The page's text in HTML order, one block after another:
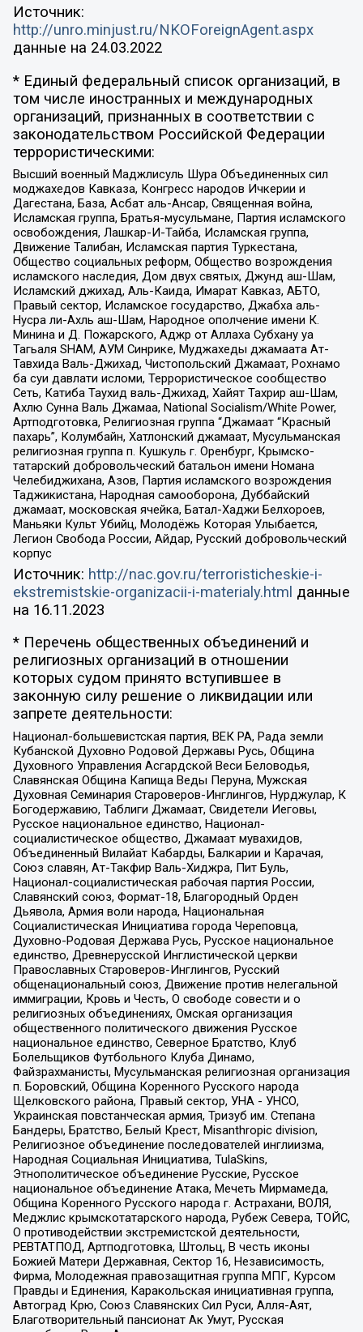
Источник:
http://unro.minjust.ru/NKOForeignAgent.aspx
данные на 24.03.2022
* Единый федеральный список организаций, в
том числе иностранных и международных
организаций, признанных в соответствии с
законодательством Российской Федерации
террористическими:
Высший военный Маджлисуль Шура Объединенных сил
моджахедов Кавказа, Конгресс народов Ичкерии и
Дагестана, База, Асбат аль-Ансар, Священная война,
Исламская группа, Братья-мусульмане, Партия исламского
освобождения, Лашкар-И-Тайба, Исламская группа,
Движение Талибан, Исламская партия Туркестана,
Общество социальных реформ, Общество возрождения
исламского наследия, Дом двух святых, Джунд аш-Шам,
Исламский джихад, Аль-Каида, Имарат Кавказ, АБТО,
Правый сектор, Исламское государство, Джабха аль-
Нусра ли-Ахль аш-Шам, Народное ополчение имени К.
Минина и Д. Пожарского, Аджр от Аллаха Субхану уа
Тагьаля SHAM, АУМ Синрике, Муджахеды джамаата Ат-
Тавхида Валь-Джихад, Чистопольский Джамаат, Рохнамо
ба суи давлати исломи, Террористическое сообщество
Сеть, Катиба Таухид валь-Джихад, Хайят Тахрир аш-Шам,
Ахлю Сунна Валь Джамаа, National Socialism/White Power,
Артподготовка, Религиозная группа “Джамаат “Красный
пахарь”, Колумбайн, Хатлонский джамаат, Мусульманская
религиозная группа п. Кушкуль г. Оренбург, Крымско-
татарский добровольческий батальон имени Номана
Челебиджихана, Азов, Партия исламского возрождения
Таджикистана, Народная самооборона, Дуббайский
джамаат, московская ячейка, Батал-Хаджи Белхороев,
Маньяки Культ Убийц, Молодёжь Которая Улыбается,
Легион Свобода России, Айдар, Русский добровольческий
корпус
Источник: http://nac.gov.ru/terroristicheskie-i-
ekstremistskie-organizacii-i-materialy.html данные
на 16.11.2023
* Перечень общественных объединений и
религиозных организаций в отношении
которых судом принято вступившее в
законную силу решение о ликвидации или
запрете деятельности:
Национал-большевистская партия, ВЕК РА, Рада земли
Кубанской Духовно Родовой Державы Русь, Община
Духовного Управления Асгардской Веси Беловодья,
Славянская Община Капища Веды Перуна, Мужская
Духовная Семинария Староверов-Инглингов, Нурджулар, К
Богодержавию, Таблиги Джамаат, Свидетели Иеговы,
Русское национальное единство, Национал-
социалистическое общество, Джамаат мувахидов,
Объединенный Вилайат Кабарды, Балкарии и Карачая,
Союз славян, Ат-Такфир Валь-Хиджра, Пит Буль,
Национал-социалистическая рабочая партия России,
Славянский союз, Формат-18, Благородный Орден
Дьявола, Армия воли народа, Национальная
Социалистическая Инициатива города Череповца,
Духовно-Родовая Держава Русь, Русское национальное
единство, Древнерусской Инглистической церкви
Православных Староверов-Инглингов, Русский
общенациональный союз, Движение против нелегальной
иммиграции, Кровь и Честь, О свободе совести и о
религиозных объединениях, Омская организация
общественного политического движения Русское
национальное единство, Северное Братство, Клуб
Болельщиков Футбольного Клуба Динамо,
Файзрахманисты, Мусульманская религиозная организация
п. Боровский, Община Коренного Русского народа
Щелковского района, Правый сектор, УНА - УНСО,
Украинская повстанческая армия, Тризуб им. Степана
Бандеры, Братство, Белый Крест, Misanthropic division,
Религиозное объединение последователей инглиизма,
Народная Социальная Инициатива, TulaSkins,
Этнополитическое объединение Русские, Русское
национальное объединение Атака, Мечеть Мирмамеда,
Община Коренного Русского народа г. Астрахани, ВОЛЯ,
Меджлис крымскотатарского народа, Рубеж Севера, ТОЙС,
О противодействии экстремистской деятельности,
РЕВТАТПОД, Артподготовка, Штольц, В честь иконы
Божией Матери Державная, Сектор 16, Независимость,
Фирма, Молодежная правозащитная группа МПГ, Курсом
Правды и Единения, Каракольская инициативная группа,
Автоград Крю, Союз Славянских Сил Руси, Алля-Аят,
Благотворительный пансионат Ак Умут, Русская